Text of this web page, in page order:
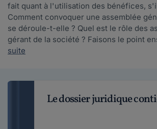
Le dossier juridique
fait quant à l'utilisation des bénéfices,
Comment convoquer une assemblée
se déroule-t-elle ? Quel est le rôle des
gérant de la société ? Faisons le point
suite